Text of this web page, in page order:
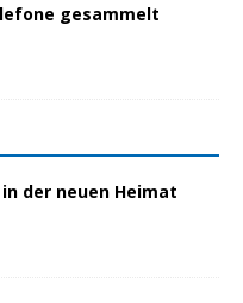
gesammelt
der neuen Heimat